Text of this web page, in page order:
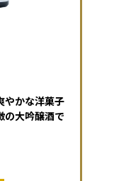
やかな洋菓子
の大吟醸酒で